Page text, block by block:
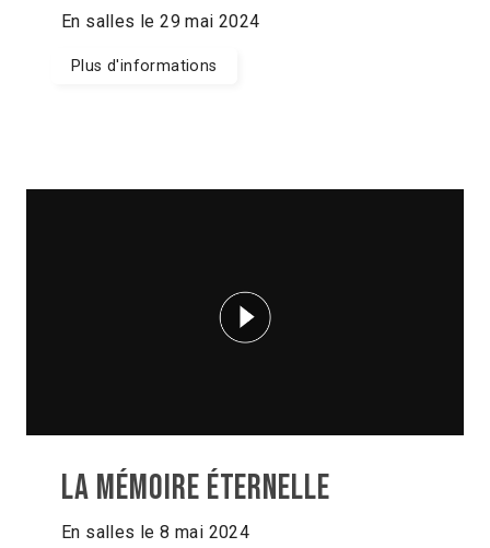
En salles le 29 mai 2024
Plus d'informations
La Mémoire Éternelle
En salles le 8 mai 2024